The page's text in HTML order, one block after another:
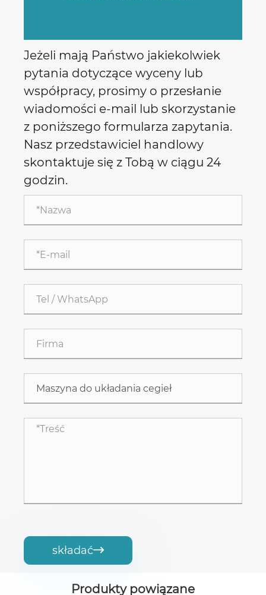
Jeżeli mają Państwo jakiekolwiek
pytania dotyczące wyceny lub
współpracy, prosimy o przesłanie
wiadomości e-mail lub skorzystanie
z poniższego formularza zapytania.
Nasz przedstawiciel handlowy
skontaktuje się z Tobą w ciągu 24
godzin.
składać
Produkty powiązane